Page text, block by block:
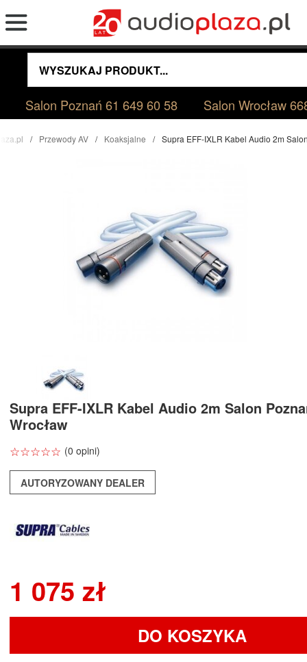
Salon Poznań61 649 60 58 Salon Wrocław
Przewody AV Koaksjalne Supra EFF-IXLR Kabel Audio 2m
Supra EFF-IXLR Kabel Audio 2m Salon
Wrocław
☆☆☆☆☆
★★★★★ (0 opini)
AUTORYZOWANY DEALER
1 075 zł
DO KOSZYKA